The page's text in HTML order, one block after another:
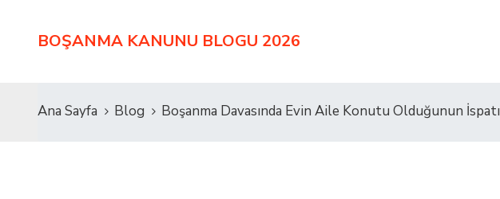
BOŞANMA KANUNU BLOGU 2026
Ana Sayfa Blog Boşanma Davasında Evin Aile Konutu Olduğunun İspatı